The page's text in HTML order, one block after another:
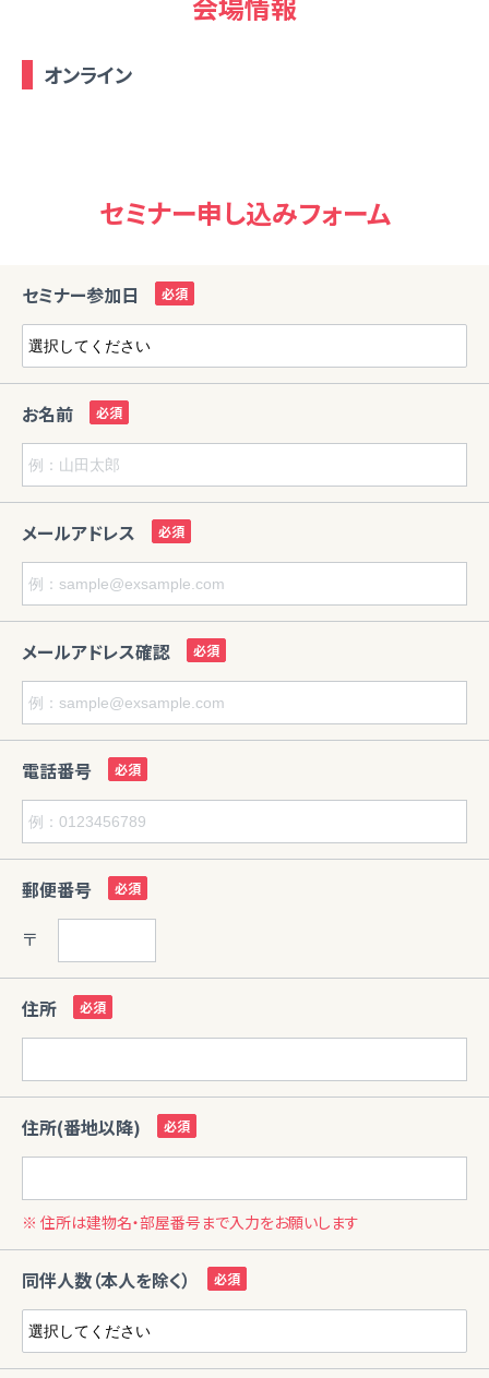
オンライン
セミナー申し込みフォーム
セミナー参加日
お名前
メールアドレス
メールアドレス確認
電話番号
郵便番号
〒
住所
住所(番地以降)
※ 住所は建物名・部屋番号まで入力をお願いします
同伴人数（本人を除く）